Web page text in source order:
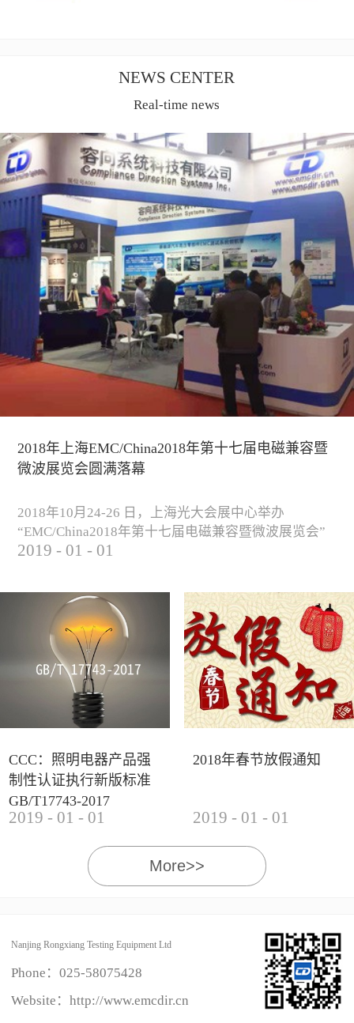
NEWS CENTER
Real-time news
2018年上海EMC/China2018年第十七届电磁兼容暨
微波展览会圆满落幕
2018年10月24-26 日，上海光大会展中心举办
“EMC/China2018年第十七届电磁兼容暨微波展览会”
圆满落幕。我公司与来自军工、汽车、科研院校、通
状与未来，并展出测试、整改等行业尖端设备，吸引
业内外人士参观驻足。展会期间我公司举办了《电磁
兼容测试和设计技术》技术讲座，本次讲座同时特邀
德国Langer公司资深工程师Lars Glaesser...
2019 - 01 - 01
CCC：照明电器产品强
制性认证执行新版标准
GB/T17743-2017
2019 - 01 - 01
2018年春节放假通知
2019 - 01 - 01
More>>
Nanjing Rongxiang Testing Equipment Ltd
Phone： 025-58075428
Website：http://www.emcdir.cn